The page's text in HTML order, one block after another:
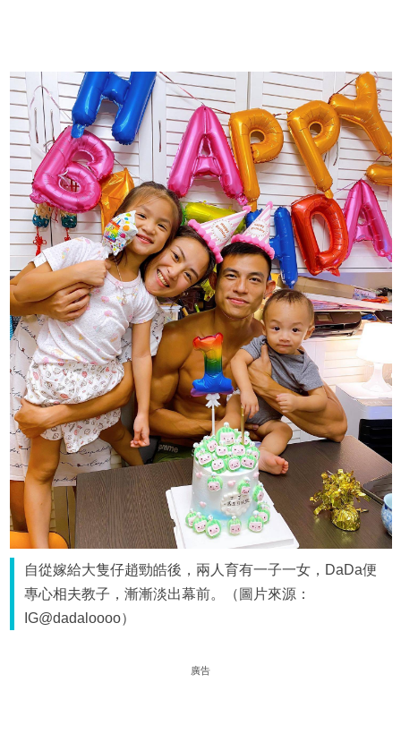
自從嫁給大隻仔趙勁皓後，兩人育有一子一女，DaDa便
專心相夫教子，漸漸淡出幕前。（圖片來源：
IG@dadaloooo）
廣告